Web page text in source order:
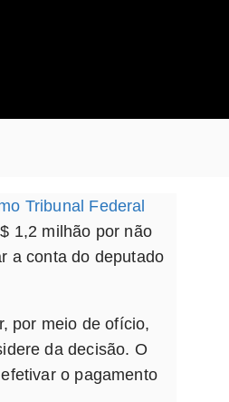
Tribunal Federal
1,2 milhão por não
a conta do deputado
por meio de ofício,
da decisão. O
o pagamento